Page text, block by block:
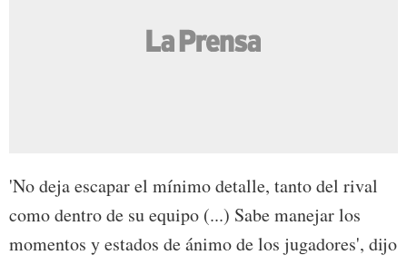
'No deja escapar el mínimo detalle, tanto del rival
como dentro de su equipo (...) Sabe manejar los
momentos y estados de ánimo de los jugadores', dijo